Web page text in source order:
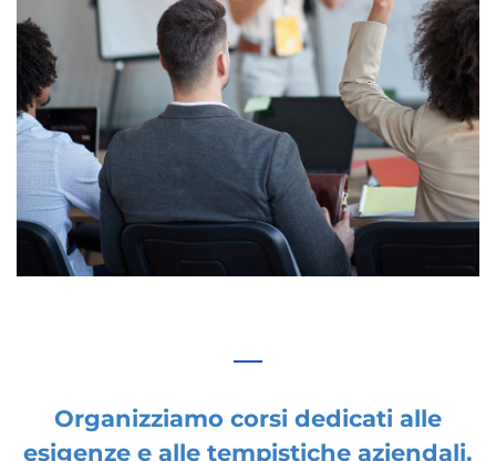
Organizziamo corsi dedicati alle
esigenze e alle tempistiche aziendali.